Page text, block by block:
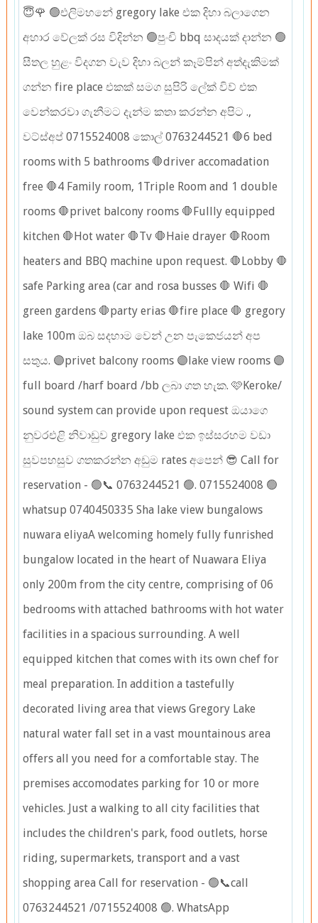
😇🌹 🟢එලිමහනේ gregory lake එක දිහා බලාගෙන
අහාර වේලක් රස විදින්න 🟢පුංචි bbq සාදයක් දාන්න 🟢
සීතල හුළං විදගන වැව දිහා බලන් කෑම්පින් අත්දැකිමක්
ගන්න fire place එකක් සමග සුපිරි ලේක් විව් එක
වෙන්කරවා ගැනීමට දැන්ම කතා කරන්න අපිට .,
වට්ස්අප් 0715524008 කොල් 0763244521 🛑6 bed
rooms with 5 bathrooms 🛑driver accomadation
free 🛑4 Family room, 1Triple Room and 1 double
rooms 🛑privet balcony rooms 🛑Fullly equipped
kitchen 🛑Hot water 🛑Tv 🛑Haie drayer 🛑Room
heaters and BBQ machine upon request. 🛑Lobby 🛑
safe Parking area (car and rosa busses 🛑 Wifi 🛑
green gardens 🛑party erias 🛑fire place 🛑 gregory
lake 100m ඔබ සදහාම වෙන් උන පැකෙජයන් අප
සතුය. 🟣privet balcony rooms 🟣lake view rooms 🟣
full board /harf board /bb ලබා ගත හැක. 🩷Keroke/
sound system can provide upon request ඔයාගෙ
නුවරඑළි නිවාඩුව gregory lake එක ඉස්සරහම වඩා
සුවපහසුව ගතකරන්න අඩුම rates අපෙන් 😎 Call for
reservation - 🟢📞 0763244521 🟢. 0715524008 🟢
whatsup 0740450335 Sha lake view bungalows
nuwara eliyaA welcoming homely fully funrished
bungalow located in the heart of Nuawara Eliya
only 200m from the city centre, comprising of 06
bedrooms with attached bathrooms with hot water
facilities in a spacious surrounding. A well
equipped kitchen that comes with its own chef for
meal preparation. In addition a tastefully
decorated living area that views Gregory Lake
natural water fall set in a vast mountainous area
offers all you need for a comfortable stay. The
premises accomodates parking for 10 or more
vehicles. Just a walking to all city facilities that
includes the children's park, food outlets, horse
riding, supermarkets, transport and a vast
shopping area Call for reservation - 🟢📞call
0763244521 /0715524008 🟢. WhatsApp